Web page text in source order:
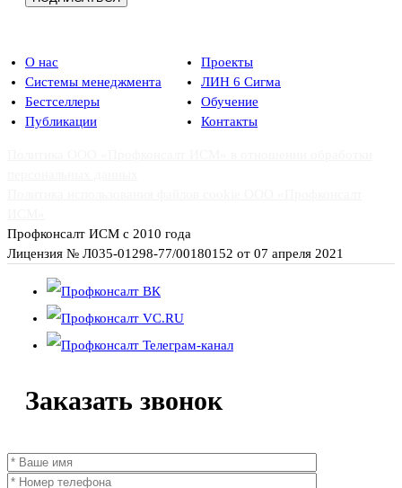
О нас
Проекты
Системы менеджмента
ЛИН 6 Сигма
Бестселлеры
Обучение
Публикации
Контакты
Профконсалт ИСМ с 2010 года
Лицензия № Л035-01298-77/00180152 от 07 апреля 2021
Заказать звонок